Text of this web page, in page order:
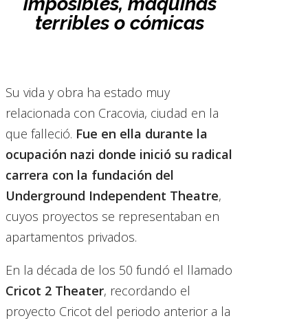
terribles o cómicas
Su vida y obra ha estado muy
relacionada con Cracovia, ciudad en la
que falleció. Fue en ella durante la
ocupación nazi donde inició su radical
carrera con la fundación del
Underground Independent Theatre,
cuyos proyectos se representaban en
apartamentos privados.
En la década de los 50 fundó el llamado
Cricot 2 Theater, recordando el
proyecto Cricot del periodo anterior a la